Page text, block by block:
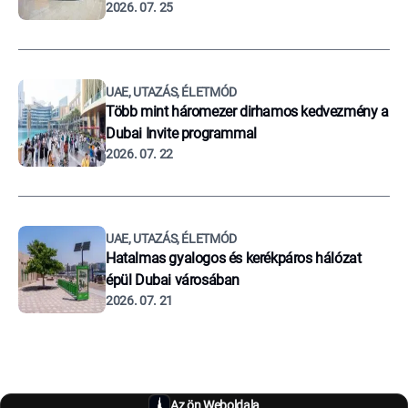
2026. 07. 25
UAE, UTAZÁS, ÉLETMÓD
Több mint háromezer dirhamos kedvezmény a
Dubai Invite programmal
2026. 07. 22
UAE, UTAZÁS, ÉLETMÓD
Hatalmas gyalogos és kerékpáros hálózat
épül Dubai városában
2026. 07. 21